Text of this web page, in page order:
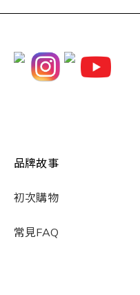
品牌故事
初次購物
常見FAQ